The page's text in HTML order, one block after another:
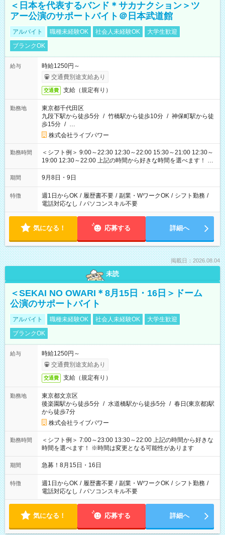
＜日本を代表するバンド＊サカナクション＞ツ
アー公演のサポートバイト＠日本武道館
アルバイト 職種未経験OK 社会人未経験OK
大学生歓迎
ブランクOK
給与
時給1250円～
交通費別途支給あり
交通費 支給（規定有り）
勤務地
東京都千代田区
九段下駅から徒歩5分 / 竹橋駅から徒歩10分 / 神保町駅から徒
歩15分 / …
株式会社ライブパワー
勤務時間
＜シフト例＞ 9:00～22:30 12:30～22:00 15:30～21:00 12:30～
19:00 12:30～22:00 上記の時間から好きな時間を選べます！ ※
時間は変更となる可能性があります
期間 9月8日・9日
特徴 週1日からOK / 履歴書不要 / 副業・WワークOK / シフト勤務 /
電話対応なし / パソコンスキル不要
気になる！ 応募する 詳細へ
掲載日：2026.08.04
未読
＜SEKAI NO OWARI＊8月15日・16日＞ドーム
公演のサポートバイト
アルバイト 職種未経験OK 社会人未経験OK
大学生歓迎
ブランクOK
給与
時給1250円～
交通費別途支給あり
交通費 支給（規定有り）
勤務地
東京都文京区
後楽園駅から徒歩5分 / 水道橋駅から徒歩5分 / 春日(東京都)駅
から徒歩7分
株式会社ライブパワー
勤務時間
＜シフト例＞ 7:00～23:00 13:30～22:00 上記の時間から好きな
時間を選べます！ ※時間は変更となる可能性があります
期間 急募！8月15日・16日
特徴 週1日からOK / 履歴書不要 / 副業・WワークOK / シフト勤務 /
電話対応なし / パソコンスキル不要
気になる！ 応募する 詳細へ